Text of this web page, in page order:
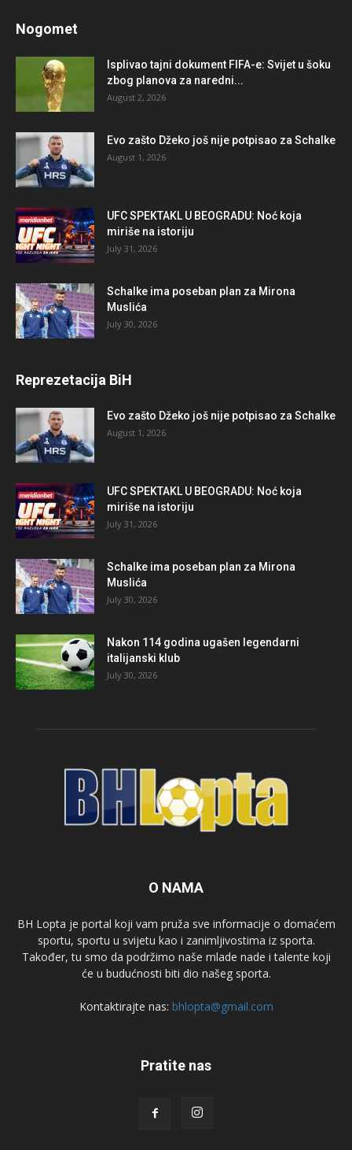
Nogomet
Isplivao tajni dokument FIFA-e: Svijet u šoku
zbog planova za naredni...
August 2, 2026
Evo zašto Džeko još nije potpisao za Schalke
August 1, 2026
UFC SPEKTAKL U BEOGRADU: Noć koja
miriše na istoriju
July 31, 2026
Schalke ima poseban plan za Mirona
Muslića
July 30, 2026
Reprezetacija BiH
Evo zašto Džeko još nije potpisao za Schalke
August 1, 2026
UFC SPEKTAKL U BEOGRADU: Noć koja
miriše na istoriju
July 31, 2026
Schalke ima poseban plan za Mirona
Muslića
July 30, 2026
Nakon 114 godina ugašen legendarni
italijanski klub
July 30, 2026
O NAMA
BH Lopta je portal koji vam pruža sve informacije o domaćem
sportu, sportu u svijetu kao i zanimljivostima iz sporta.
Također, tu smo da podržimo naše mlade nade i talente koji
će u budućnosti biti dio našeg sporta.
Kontaktirajte nas: bhlopta@gmail.com
Pratite nas